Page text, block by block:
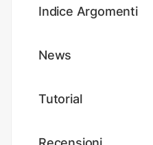
Indice Argomenti
News
Tutorial